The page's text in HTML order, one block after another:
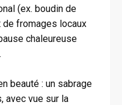
(ex. boudin de
de fromages locaux
chaleureuse
beauté : un sabrage
avec vue sur la